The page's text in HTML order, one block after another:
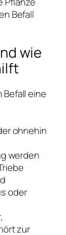
Befall
wie
Befall eine
ohnehin
werden
oder
zur